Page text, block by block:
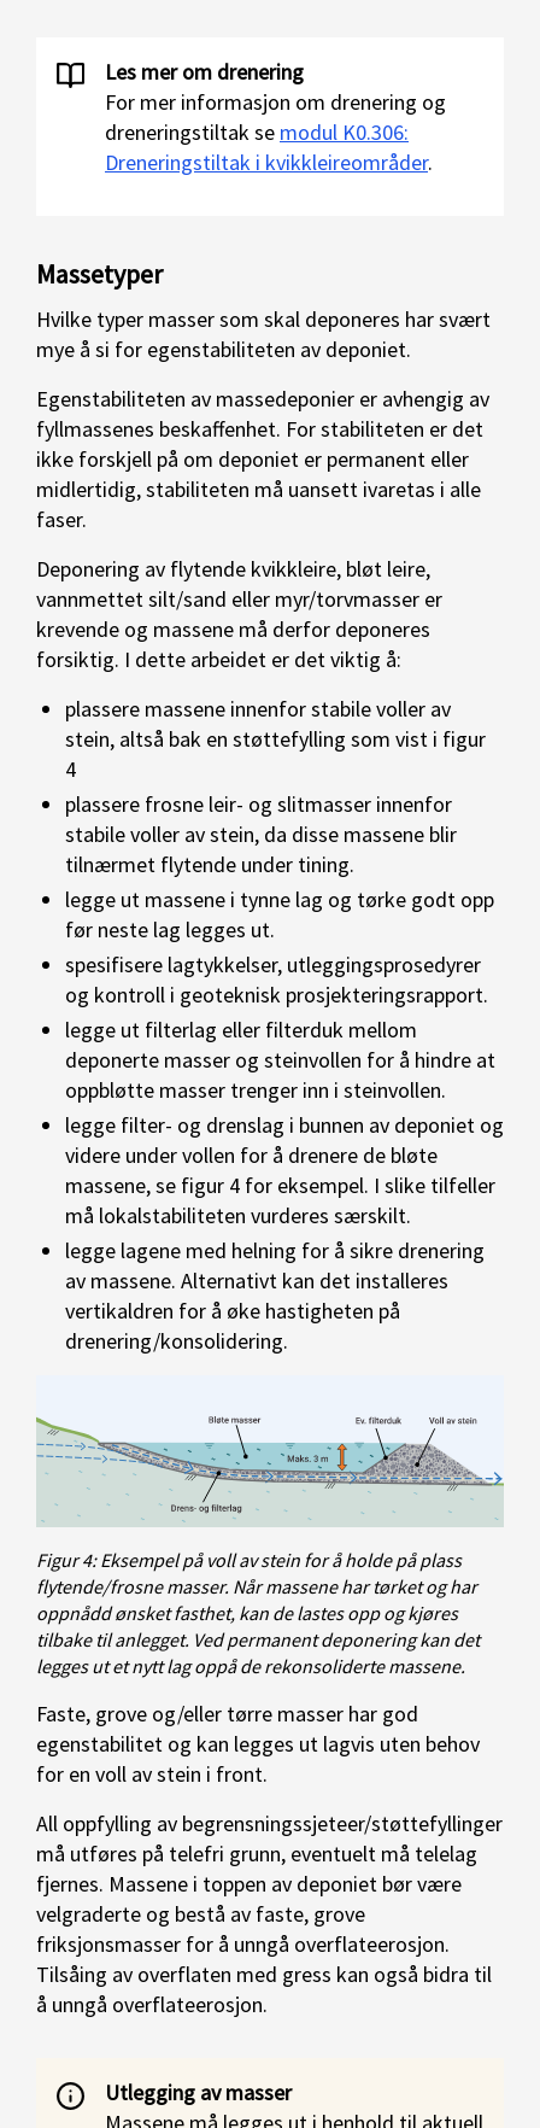
Les mer om drenering
For mer informasjon om drenering og
dreneringstiltak se modul K0.306:
Dreneringstiltak i kvikkleireområder.
Massetyper
Hvilke typer masser som skal deponeres har svært
mye å si for egenstabiliteten av deponiet.
Egenstabiliteten av massedeponier er avhengig av
fyllmassenes beskaffenhet. For stabiliteten er det
ikke forskjell på om deponiet er permanent eller
midlertidig, stabiliteten må uansett ivaretas i alle
faser.
Deponering av flytende kvikkleire, bløt leire,
vannmettet silt/sand eller myr/torvmasser er
krevende og massene må derfor deponeres
forsiktig. I dette arbeidet er det viktig å:
plassere massene innenfor stabile voller av
stein, altså bak en støttefylling som vist i figur
4
plassere frosne leir- og slitmasser innenfor
stabile voller av stein, da disse massene blir
tilnærmet flytende under tining.
legge ut massene i tynne lag og tørke godt opp
før neste lag legges ut.
spesifisere lagtykkelser, utleggingsprosedyrer
og kontroll i geoteknisk prosjekteringsrapport.
legge ut filterlag eller filterduk mellom
deponerte masser og steinvollen for å hindre at
oppbløtte masser trenger inn i steinvollen.
legge filter- og drenslag i bunnen av deponiet og
videre under vollen for å drenere de bløte
massene, se figur 4 for eksempel. I slike tilfeller
må lokalstabiliteten vurderes særskilt.
legge lagene med helning for å sikre drenering
av massene. Alternativt kan det installeres
vertikaldren for å øke hastigheten på
drenering/konsolidering.
Figur 4: Eksempel på voll av stein for å holde på plass
flytende/frosne masser. Når massene har tørket og har
oppnådd ønsket fasthet, kan de lastes opp og kjøres
tilbake til anlegget. Ved permanent deponering kan det
legges ut et nytt lag oppå de rekonsoliderte massene.
Faste, grove og/eller tørre masser har god
egenstabilitet og kan legges ut lagvis uten behov
for en voll av stein i front.
All oppfylling av begrensningssjeteer/støttefyllinger
må utføres på telefri grunn, eventuelt må telelag
fjernes. Massene i toppen av deponiet bør være
velgraderte og bestå av faste, grove
friksjonsmasser for å unngå overflateerosjon.
Tilsåing av overflaten med gress kan også bidra til
å unngå overflateerosjon.
Utlegging av masser